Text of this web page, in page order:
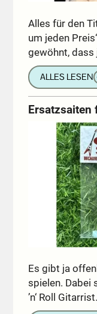
Alles für den
um jeden
gewöhnt, dass
ALLES LESEN
Ersatzsaiten
Es gibt ja
spielen. Dabei
’n‘ Roll